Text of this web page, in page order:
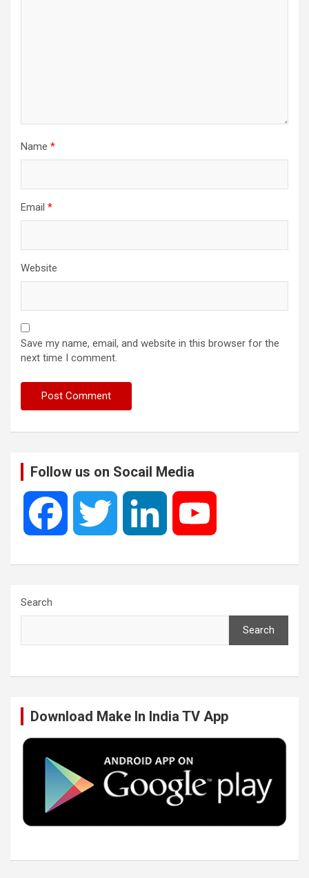
Name *
Email *
Website
Save my name, email, and website in this browser for the
next time I comment.
Follow us on Socail Media
e
o
k
t
r
k
I
n
T
e
Search
Search
Download Make In India TV App